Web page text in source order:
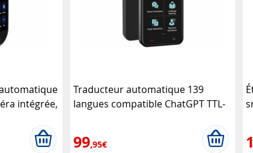
intégrée,
Traducteur automatique 139
langues compatible ChatGPT TTL-
99,95€